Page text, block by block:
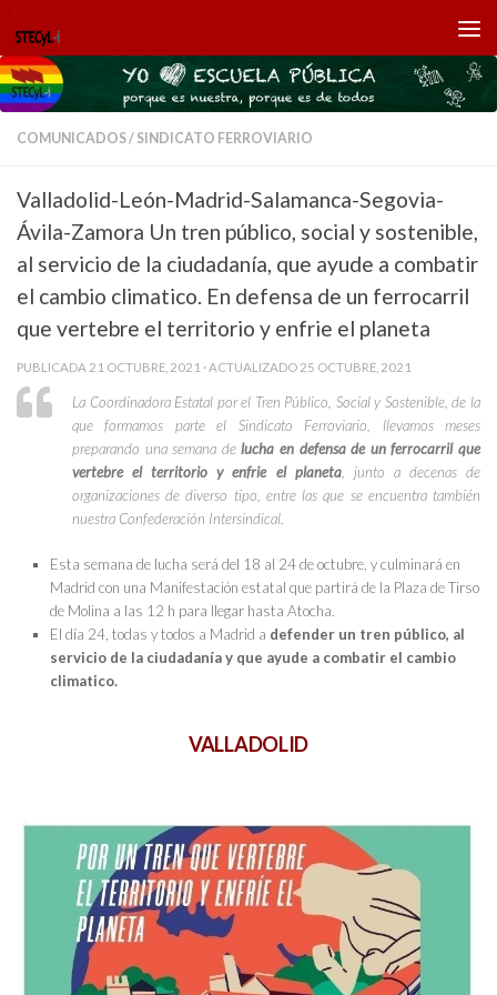
Saltar al contenido
COMUNICADOS/ SINDICATO FERROVIARIO
Valladolid-León-Madrid-Salamanca-Segovia-
Ávila-Zamora Un tren público, social y sostenible,
al servicio de la ciudadanía, que ayude a combatir
el cambio climatico. En defensa de un ferrocarril
que vertebre el territorio y enfrie el planeta
PUBLICADA 21 OCTUBRE, 2021 · ACTUALIZADO 25 OCTUBRE, 2021
La Coordinadora Estatal por el Tren Público, Social y Sostenible, de la
que formamos parte el Sindicato Ferroviario, llevamos meses
preparando una semana delucha en defensa de un ferrocarril que
vertebre el territorio y enfrie el planeta, junto a decenas de
organizaciones de diverso tipo, entre las que se encuentra también
nuestra Confederación Intersindical.
Esta semana de lucha será del 18 al 24 de octubre, y culminará en
Madrid con una Manifestación estatal que partirá de la Plaza de Tirso
de Molina a las 12 h para llegar hasta Atocha.
El día 24, todas y todos a Madrid a defender un tren público, al
servicio de la ciudadanía y que ayude a combatir el cambio
climatico.
VALLADOLID